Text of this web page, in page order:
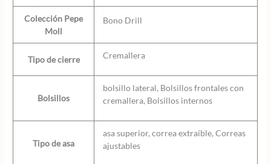
Colección Pepe
Moll
Bono Drill
Tipo de cierre Cremallera
Bolsillos
bolsillo lateral, Bolsillos frontales con
cremallera, Bolsillos internos
Tipo de asa
asa superior, correa extraíble, Correas
ajustables